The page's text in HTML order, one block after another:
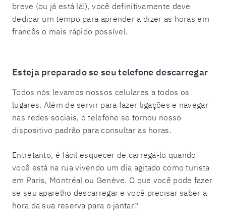
breve (ou já está lá!), você definitivamente deve
dedicar um tempo para aprender a dizer as horas em
francês o mais rápido possível.
Esteja preparado se seu telefone descarregar
Todos nós levamos nossos celulares a todos os
lugares. Além de servir para fazer ligações e navegar
nas redes sociais, o telefone se tornou nosso
dispositivo padrão para consultar as horas.
Entretanto, é fácil esquecer de carregá-lo quando
você está na rua vivendo um dia agitado como turista
em Paris, Montréal ou Genève. O que você pode fazer
se seu aparelho descarregar e você precisar saber a
hora da sua reserva para o jantar?